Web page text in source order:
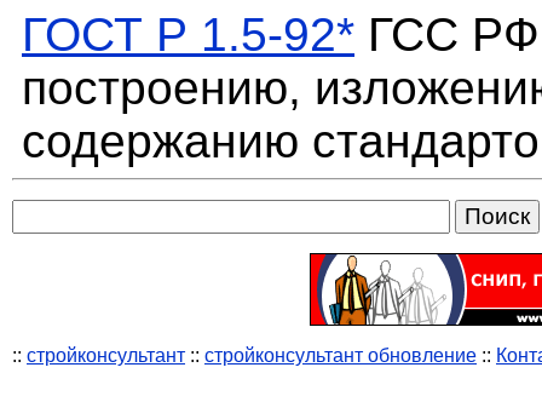
ГОСТ Р 1.5-92* ГСС
построению,
содержанию
:: стройконсультант :: стройконсультант обновление ::